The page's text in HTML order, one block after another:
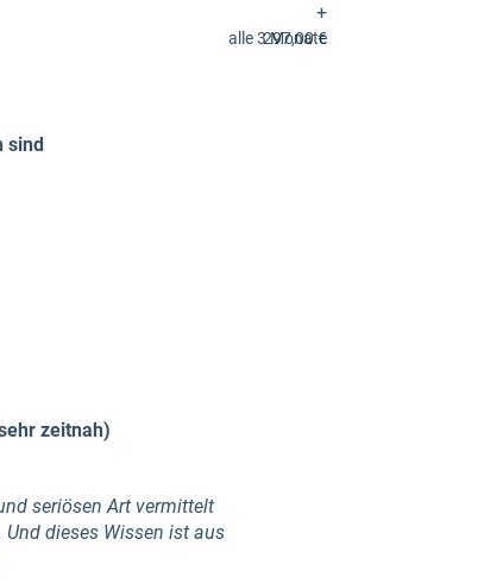
sind
zeitnah)
seriösen Art vermittelt
dieses Wissen ist aus
+
297,00 €
alle 3 Monate